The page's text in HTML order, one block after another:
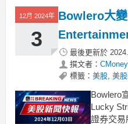
表與穩
場忽視的
利強勁，
12月 2024年
3
Bowlero大
最後更新於
撰文者：
標籤： 美股, 美
Bowlero
Lucky
證券交易